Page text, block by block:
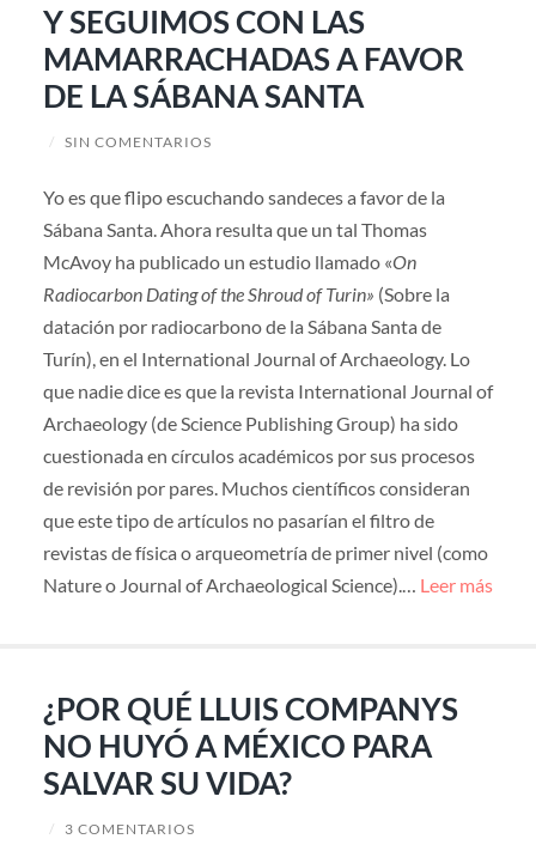
Y SEGUIMOS CON LAS
MAMARRACHADAS A FAVOR
DE LA SÁBANA SANTA
/ SIN COMENTARIOS
Yo es que flipo escuchando sandeces a favor de la
Sábana Santa. Ahora resulta que un tal Thomas
McAvoy ha publicado un estudio llamado «On
Radiocarbon Dating of the Shroud of Turin» (Sobre la
datación por radiocarbono de la Sábana Santa de
Turín), en el International Journal of Archaeology. Lo
que nadie dice es que la revista International Journal of
Archaeology (de Science Publishing Group) ha sido
cuestionada en círculos académicos por sus procesos
de revisión por pares. Muchos científicos consideran
que este tipo de artículos no pasarían el filtro de
revistas de física o arqueometría de primer nivel (como
Nature o Journal of Archaeological Science).… Leer más
¿POR QUÉ LLUIS COMPANYS
NO HUYÓ A MÉXICO PARA
SALVAR SU VIDA?
/ 3 COMENTARIOS